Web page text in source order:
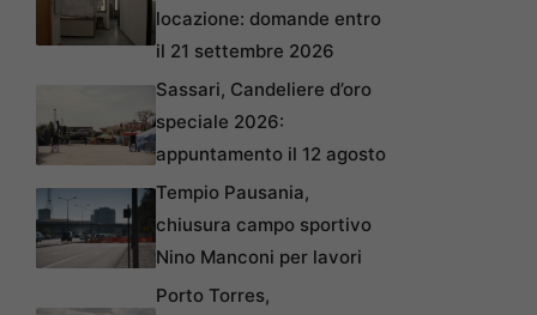
locazione: domande entro
il 21 settembre 2026
Sassari, Candeliere d’oro
speciale 2026:
appuntamento il 12 agosto
Tempio Pausania,
chiusura campo sportivo
Nino Manconi per lavori
Porto Torres,